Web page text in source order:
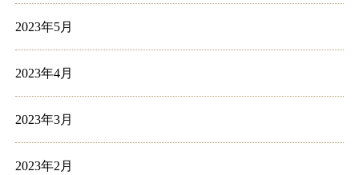
2023年5月
2023年4月
2023年3月
2023年2月